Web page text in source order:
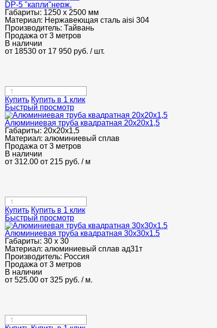
DP-5 "капли"нерж.
Габариты: 1250 х 2500 мм
Материал: Нержавеющая сталь aisi 304
Производитель: Тайвань
Продажа от 3 метров
В наличии
от 18530 от 17 950 руб. / шт.
Купить Купить в 1 клик
Быстрый просмотр
Алюминиевая труба квадратная 20х20х1,5
Габариты: 20х20х1,5
Материал: алюминиевый сплав
Продажа от 3 метров
В наличии
от 312.00 от 215 руб. / м
Купить Купить в 1 клик
Быстрый просмотр
Алюминиевая труба квадратная 30х30х1.5
Габариты: 30 х 30
Материал: алюминиевый сплав ад31т
Производитель: Россия
Продажа от 3 метров
В наличии
от 525.00 от 325 руб. / м.